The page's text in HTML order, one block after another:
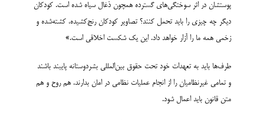
پوستشان در اثر سوختگی‌های گسترده همچون ذغال سیاه شده است. کودکان
دیگر چه چیزی را باید تحمل کنند؟ تصاویر کودکان رنج‌کشیده، کشته‌­شده و
زخمی همه ما را آزار خواهد داد. این یک شکست اخلاقی است.»
طرف‌ها باید به تعهدات خود تحت حقوق بین‌المللی بشردوستانه پایبند باشند
و تمامی غیرنظامیان را از انجام عملیات نظامی در امان بدارند. هم روح و هم
متن قانون باید اعمال شود.